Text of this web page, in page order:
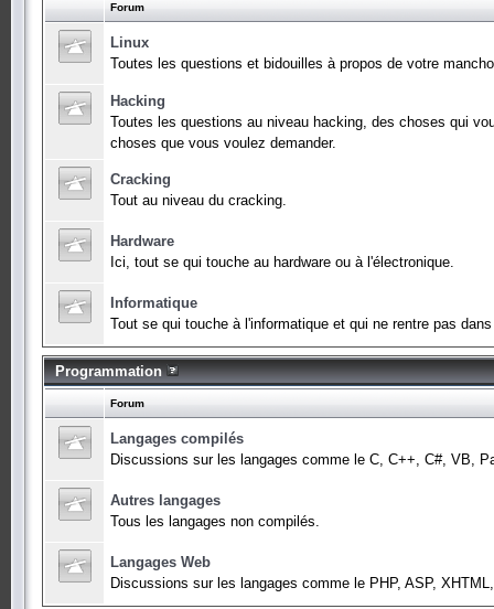
Forum
Linux
Toutes les questions et bidouilles à propos de votre
Hacking
Toutes les questions au niveau hacking, des choses qui
choses que vous voulez demander.
Cracking
Tout au niveau du cracking.
Hardware
Ici, tout se qui touche au hardware ou à l'électronique.
Informatique
Tout se qui touche à l'informatique et qui ne rentre pas
Programmation
Forum
Langages compilés
Discussions sur les langages comme le C, C++, C#, VB,
Autres langages
Tous les langages non compilés.
Langages Web
Discussions sur les langages comme le PHP, ASP,